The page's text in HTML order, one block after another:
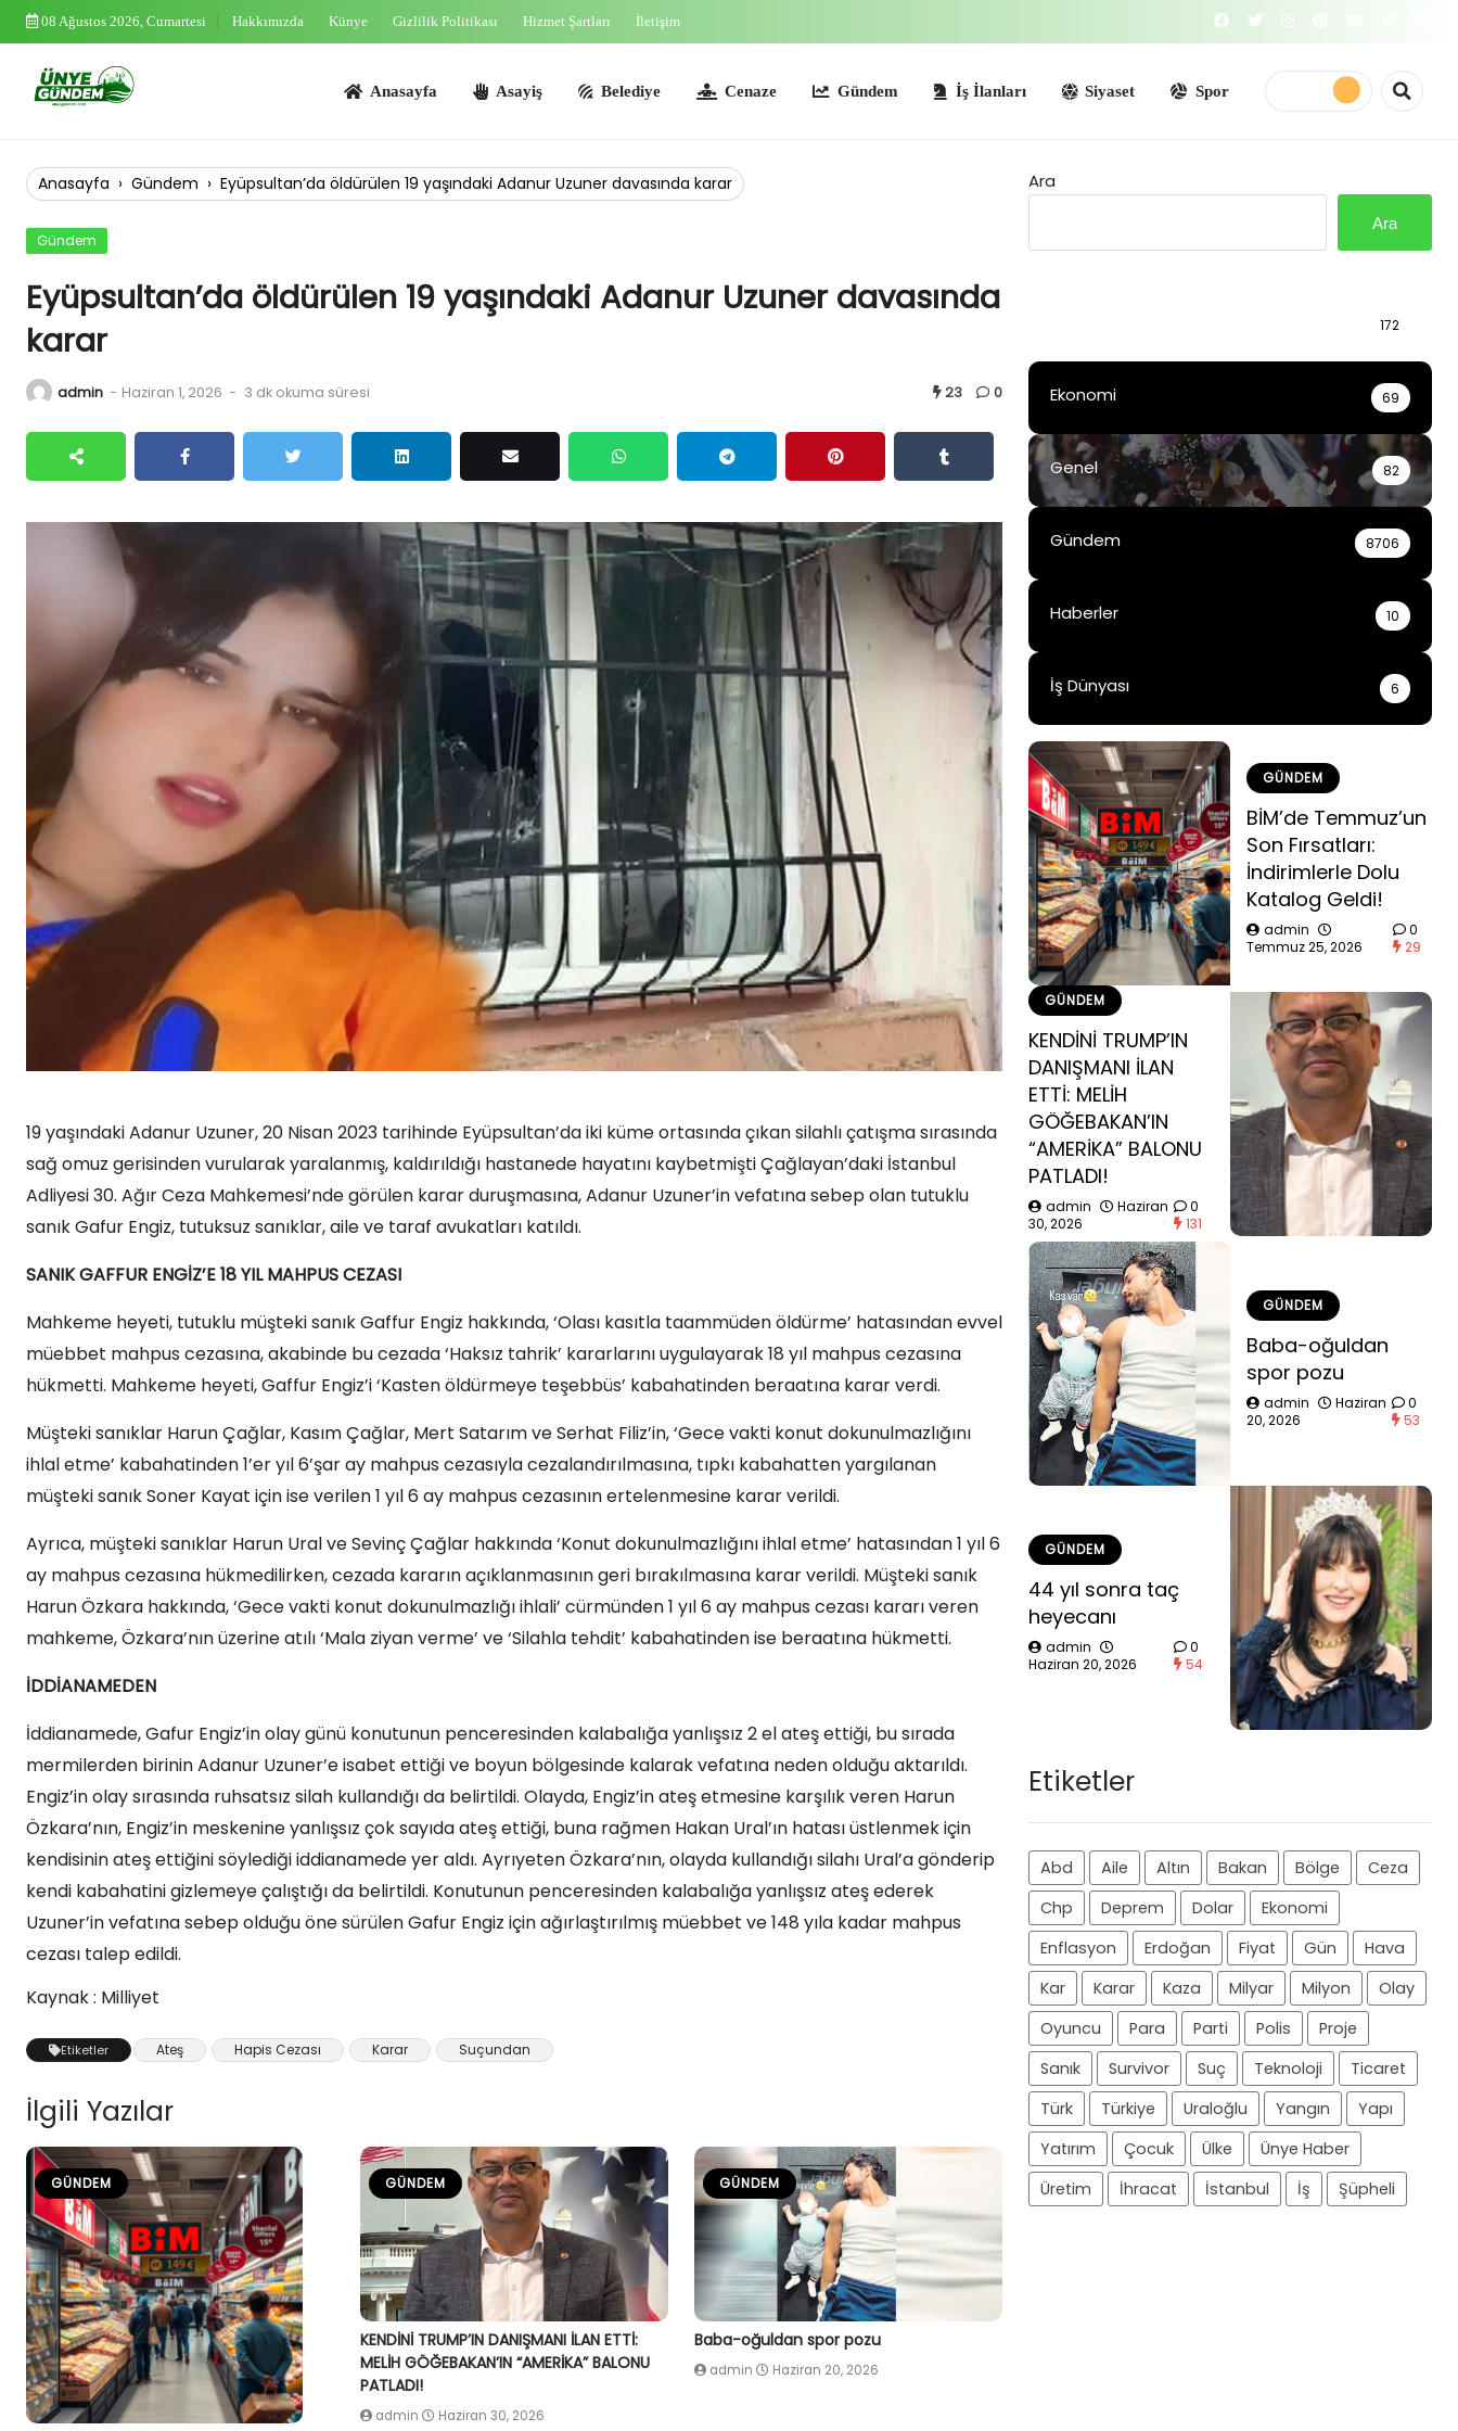
Skip
08 Ağustos 2026, Cumartesi Hakkımızda Künye Gizlilik Politikası Hizmet Şartları İletişim
Anasayfa Asayiş Belediye Cenaze Gündem İş İlanları Siyaset Spor
Anasayfa › Gündem › Eyüpsultan’da öldürülen 19 yaşındaki Adanur Uzuner davasında karar
Gündem
Eyüpsultan’da öldürülen 19 yaşındaki Adanur Uzuner davasında
karar
admin - Haziran 1, 2026 - 3 dk okuma süresi 23 0
19 yaşındaki Adanur Uzuner, 20 Nisan 2023 tarihinde Eyüpsultan’da iki küme ortasında çıkan silahlı çatışma sırasında
sağ omuz gerisinden vurularak yaralanmış, kaldırıldığı hastanede hayatını kaybetmişti Çağlayan’daki İstanbul
Adliyesi 30. Ağır Ceza Mahkemesi’nde görülen karar duruşmasına, Adanur Uzuner’in vefatına sebep olan tutuklu
sanık Gafur Engiz, tutuksuz sanıklar, aile ve taraf avukatları katıldı.
SANIK GAFFUR ENGİZ’E 18 YIL MAHPUS CEZASI
Mahkeme heyeti, tutuklu müşteki sanık Gaffur Engiz hakkında, ‘Olası kasıtla taammüden öldürme’ hatasından evvel
müebbet mahpus cezasına, akabinde bu cezada ‘Haksız tahrik’ kararlarını uygulayarak 18 yıl mahpus cezasına
hükmetti. Mahkeme heyeti, Gaffur Engiz’i ‘Kasten öldürmeye teşebbüs’ kabahatinden beraatına karar verdi.
Müşteki sanıklar Harun Çağlar, Kasım Çağlar, Mert Satarım ve Serhat Filiz’in, ‘Gece vakti konut dokunulmazlığını
ihlal etme’ kabahatinden 1’er yıl 6’şar ay mahpus cezasıyla cezalandırılmasına, tıpkı kabahatten yargılanan
müşteki sanık Soner Kayat için ise verilen 1 yıl 6 ay mahpus cezasının ertelenmesine karar verildi.
Ayrıca, müşteki sanıklar Harun Ural ve Sevinç Çağlar hakkında ‘Konut dokunulmazlığını ihlal etme’ hatasından 1 yıl 6
ay mahpus cezasına hükmedilirken, cezada kararın açıklanmasının geri bırakılmasına karar verildi. Müşteki sanık
Harun Özkara hakkında, ‘Gece vakti konut dokunulmazlığı ihlali’ cürmünden 1 yıl 6 ay mahpus cezası kararı veren
mahkeme, Özkara’nın üzerine atılı ‘Mala ziyan verme’ ve ‘Silahla tehdit’ kabahatinden ise beraatına hükmetti.
İDDİANAMEDEN
İddianamede, Gafur Engiz’in olay günü konutunun penceresinden kalabalığa yanlışsız 2 el ateş ettiği, bu sırada
mermilerden birinin Adanur Uzuner’e isabet ettiği ve boyun bölgesinde kalarak vefatına neden olduğu aktarıldı.
Engiz’in olay sırasında ruhsatsız silah kullandığı da belirtildi. Olayda, Engiz’in ateş etmesine karşılık veren Harun
Özkara’nın, Engiz’in meskenine yanlışsız çok sayıda ateş ettiği, buna rağmen Hakan Ural’ın hatası üstlenmek için
kendisinin ateş ettiğini söylediği iddianamede yer aldı. Ayrıyeten Özkara’nın, olayda kullandığı silahı Ural’a gönderip
kendi kabahatini gizlemeye çalıştığı da belirtildi. Konutunun penceresinden kalabalığa yanlışsız ateş ederek
Uzuner’in vefatına sebep olduğu öne sürülen Gafur Engiz için ağırlaştırılmış müebbet ve 148 yıla kadar mahpus
cezası talep edildi.
Kaynak : Milliyet
Etiketler Ateş Hapis Cezası Karar Suçundan
İlgili Yazılar
GÜNDEM GÜNDEM
KENDİNİ TRUMP’IN DANIŞMANI İLAN ETTİ:
MELİH GÖĞEBAKAN’IN “AMERİKA” BALONU
PATLADI!
admin Haziran 30, 2026
GÜNDEM
Baba-oğuldan spor pozu
admin Haziran 20, 2026
Ara
Ara
172
Ekonomi 69
Genel 82
Gündem 8706
Haberler 10
İş Dünyası 6
GÜNDEM
BİM’de Temmuz’un
Son Fırsatları:
İndirimlerle Dolu
Katalog Geldi!
admin
Temmuz 25, 2026
0
29
GÜNDEM
KENDİNİ TRUMP’IN
DANIŞMANI İLAN
ETTİ: MELİH
GÖĞEBAKAN’IN
“AMERİKA” BALONU
PATLADI!
admin
Haziran
30, 2026
0
131
GÜNDEM
Baba-oğuldan
spor pozu
admin
Haziran
20, 2026
0
53
GÜNDEM
44 yıl sonra taç
heyecanı
admin
Haziran 20, 2026
0
54
Etiketler
Abd Aile Altın Bakan Bölge
Ceza
Chp
Deprem Dolar
Ekonomi
Enflasyon
Erdoğan Fiyat Gün
Hava
Kar
Karar Kaza Milyar Milyon
Olay
Oyuncu
Para Parti Polis
Proje
Sanık
Survivor Suç Teknoloji
Ticaret
Türk
Türkiye Uraloğlu Yangın
Yapı
Yatırım
Çocuk Ülke
Ünye Haber
Üretim
İhracat İstanbul İş Şüpheli